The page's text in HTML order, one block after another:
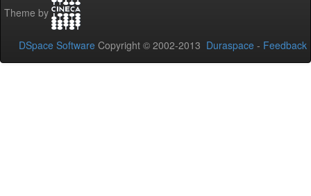
Theme by
DSpace Software Copyright © 2002-2013 Duraspace - Feedback